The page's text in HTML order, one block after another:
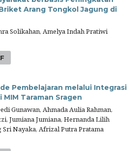
Arang Tongkol Jagung di
Solikahan, Amelya Indah Pratiwi
Pembelajaran melalui Integrasi
Taraman Sragen
Gunawan, Ahmada Aulia Rahman,
Jumiana Jumiana, Hernanda Lilih
Sri Nayaka, Afrizal Putra Pratama